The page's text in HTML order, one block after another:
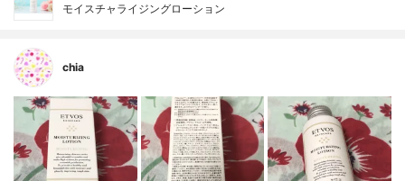
モイスチャライジングローション
chia